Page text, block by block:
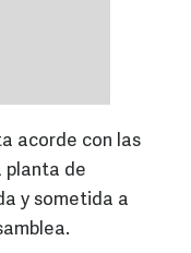
acorde con las
planta de
y sometida a